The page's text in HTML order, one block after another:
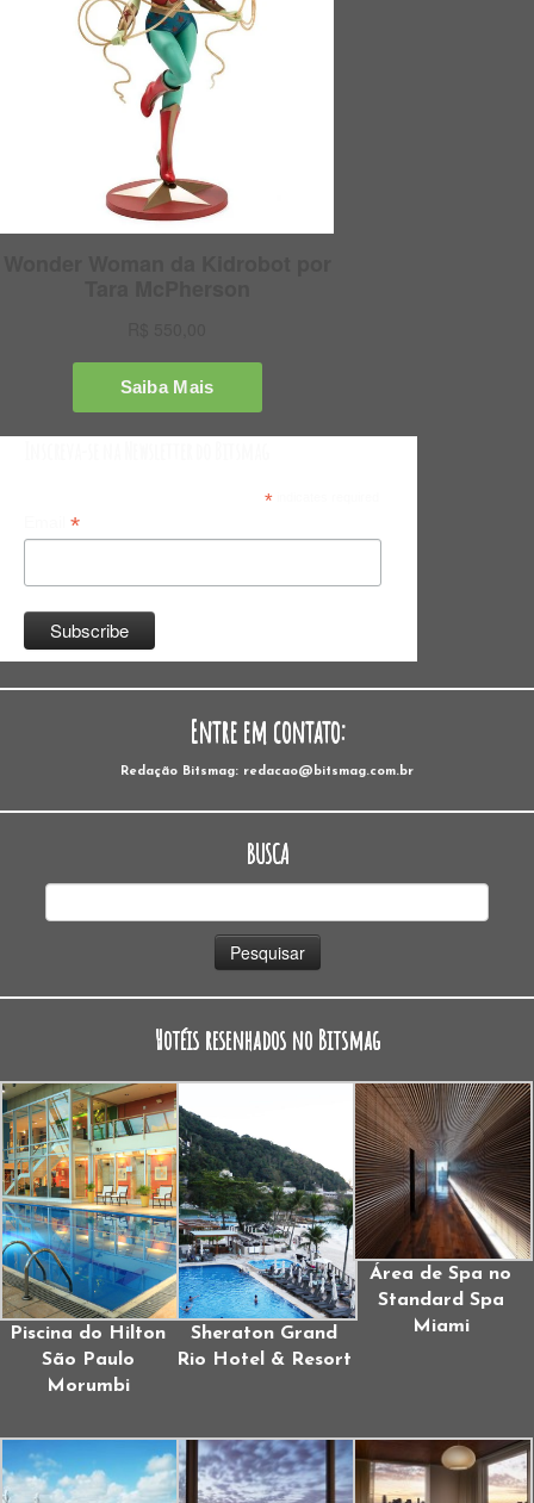
*indicates required
*
Entre em contato:
Redação Bitsmag: redacao@bitsmag.com.br
BUSCA
Hotéis resenhados no Bitsmag
Piscina do Hilton
São Paulo
Morumbi
Sheraton Grand
Rio Hotel & Resort
Área de Spa no
Standard Spa
Miami